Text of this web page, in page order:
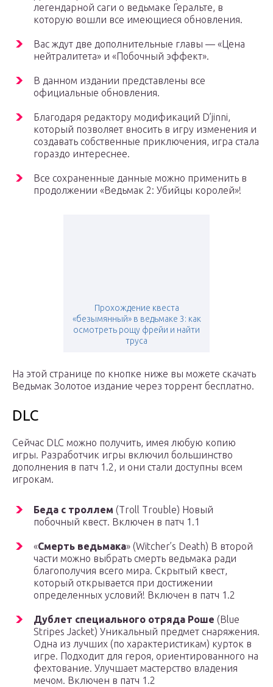
легендарной саги о ведьмаке Геральте, в
которую вошли все имеющиеся обновления.
Вас ждут две дополнительные главы — «Цена
нейтралитета» и «Побочный эффект».
В данном издании представлены все
официальные обновления.
Благодаря редактору модификаций D’jinni,
который позволяет вносить в игру изменения и
создавать собственные приключения, игра стала
гораздо интереснее.
Все сохраненные данные можно применить в
продолжении «Ведьмак 2: Убийцы королей»!
Прохождение квеста
«безымянный» в ведьмаке 3: как
осмотреть рощу фрейи и найти
труса
На этой странице по кнопке ниже вы можете скачать
Ведьмак Золотое издание через торрент бесплатно.
DLC
Сейчас DLC можно получить, имея любую копию
игры. Разработчик игры включил большинство
дополнения в патч 1.2, и они стали доступны всем
игрокам.
Беда с троллем (Troll Trouble) Новый
побочный квест. Включен в патч 1.1
«Смерть ведьмака» (Witcher’s Death) В второй
части можно выбрать смерть ведьмака ради
благополучия всего мира. Скрытый квест,
который открывается при достижении
определенных условий! Включен в патч 1.2
Дублет специального отряда Роше (Blue
Stripes Jacket) Уникальный предмет снаряжения.
Одна из лучших (по характеристикам) курток в
игре. Подходит для героя, ориентированного на
фехтование. Улучшает мастерство владения
мечом. Включен в патч 1.2